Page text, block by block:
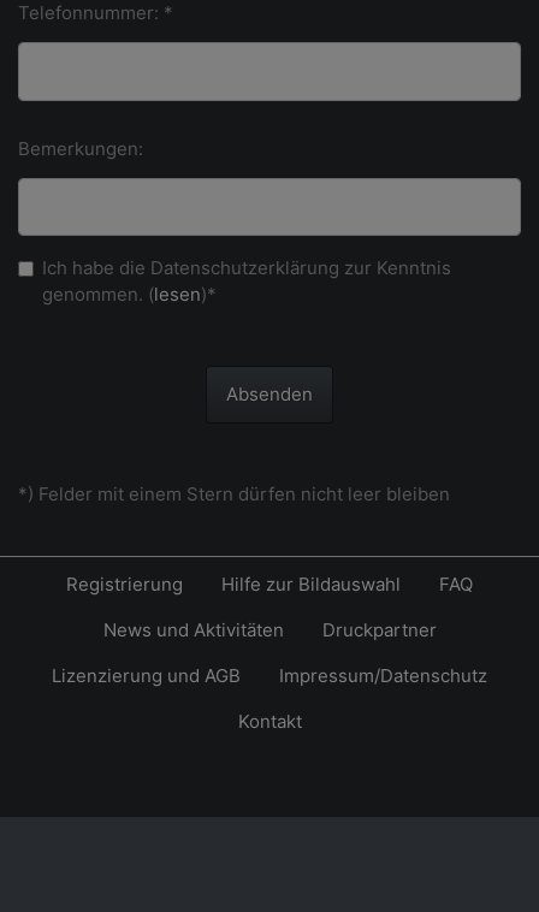
Telefonnummer: *
Bemerkungen:
Ich habe die Datenschutzerklärung zur Kenntnis
genommen. (lesen)*
Absenden
*) Felder mit einem Stern dürfen nicht leer bleiben
Registrierung Hilfe zur Bildauswahl
FAQ
News und Aktivitäten
Druckpartner
Lizenzierung und AGB
Impressum/Datenschutz
Kontakt